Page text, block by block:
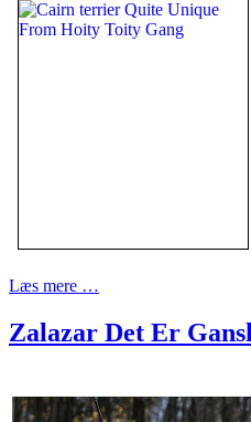
Læs mere …
Zalazar Det Er